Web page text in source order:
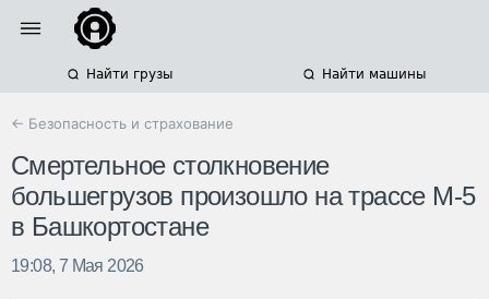
Найти грузы Найти машины
← Безопасность и страхование
Смертельное столкновение
большегрузов произошло на трассе М-5
в Башкортостане
19:08, 7 Мая 2026